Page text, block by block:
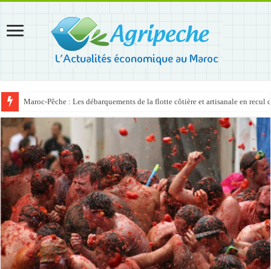
Maroc-Pêche : Les débarquements de la flotte côtière et artisanale en recul